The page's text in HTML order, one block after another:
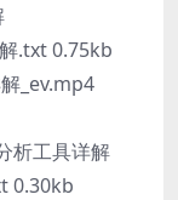
.txt 0.75kb
_ev.mp4
析工具详解
0.30kb